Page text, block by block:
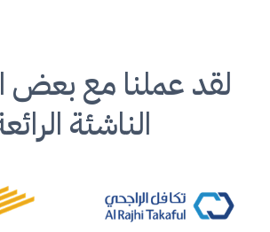
لقد عملنا مع بعض
الناشئة